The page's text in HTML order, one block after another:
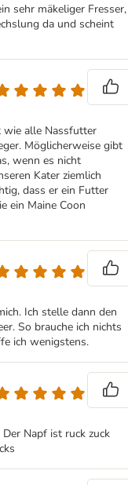
sehr mäkeliger Fresser,
da und scheint
wie alle Nassfutter
Möglicherweise gibt
wenn es nicht
Kater ziemlich
dass er ein Futter
ein Maine Coon
Ich stelle dann den
So brauche ich nichts
ich wenigstens.
Napf ist ruck zuck